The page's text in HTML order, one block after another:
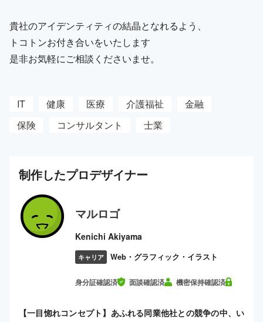
貴社のアイデンティティの結晶となれるよう、
トコトンお付き合いをいたします
是非お気軽にご相談くださいませ。
IT 健康 医療 介護福祉
金融
保険
コンサルタント 士業
制作したプロデザイナー
マルロゴ
Kenichi Akiyama
キャリア Web・グラフィック・イラスト
身分証確認済 面談確認済 機密保持確認済
【一目惚れコンセプト】あふれる同業他社との競争の中、い